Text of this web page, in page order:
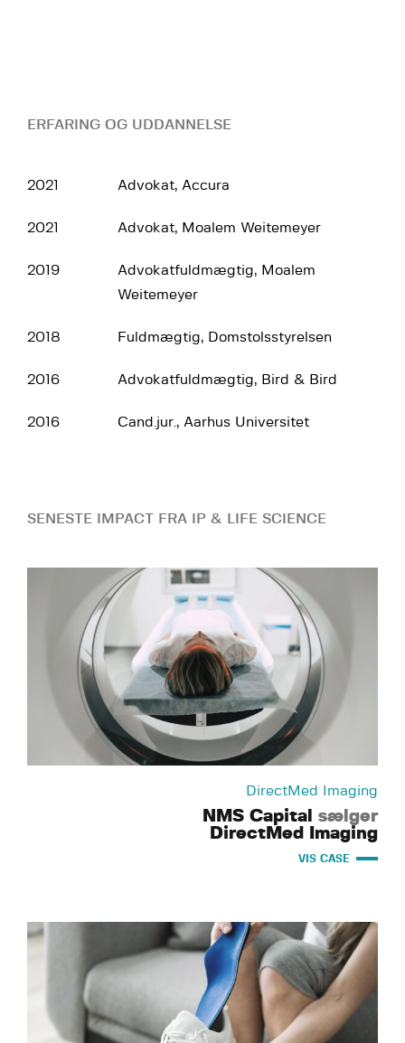
ERFARING OG UDDANNELSE
2021 Advokat, Accura
2021 Advokat, Moalem Weitemeyer
2019
Advokatfuldmægtig, Moalem
Weitemeyer
2018 Fuldmægtig, Domstolsstyrelsen
2016 Advokatfuldmægtig, Bird & Bird
2016 Cand.jur., Aarhus Universitet
SENESTE IMPACT FRA IP & LIFE SCIENCE
DirectMed Imaging
NMS Capital sælger
DirectMed Imaging
VIS CASE